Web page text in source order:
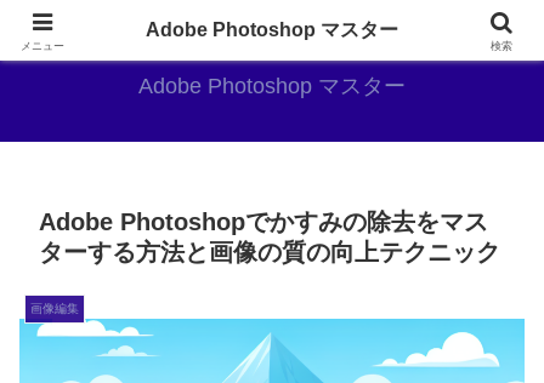
AdobePhotoshopがやっぱり最強
Adobe Photoshop マスター
Adobe Photoshopでかすみの除去をマス
ターする方法と画像の質の向上テクニック
画像編集
メニュー
Adobe Photoshop マスター
検索